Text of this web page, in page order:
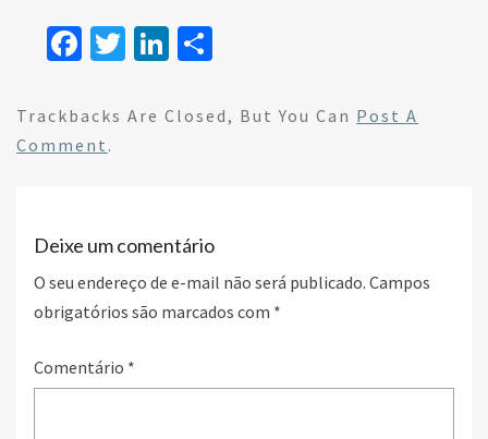
Fa
b
o
T
tt
Li
ke ar
Trackbacks Are Closed, But You Can Post A
Comment .
Deixe um comentário
O seu endereço de e-mail não será publicado. Campos
obrigatórios são marcados com *
Comentário *